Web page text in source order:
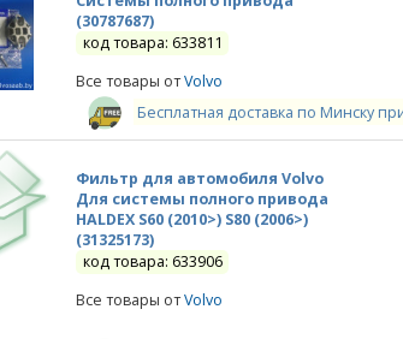
(30787687)
код товара: 633811
Все товары отVolvo
Бесплатная доставка по Минску
Фильтр для автомобиля Volvo
Для системы полного привода
HALDEX S60 (2010>) S80 (2006>)
(31325173)
код товара: 633906
Все товары отVolvo